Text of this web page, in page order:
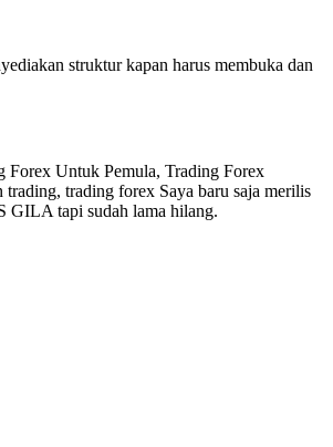
struktur kapan harus membuka dan
Forex Untuk Pemula, Trading Forex
trading forex Saya baru saja merilis
tapi sudah lama hilang.